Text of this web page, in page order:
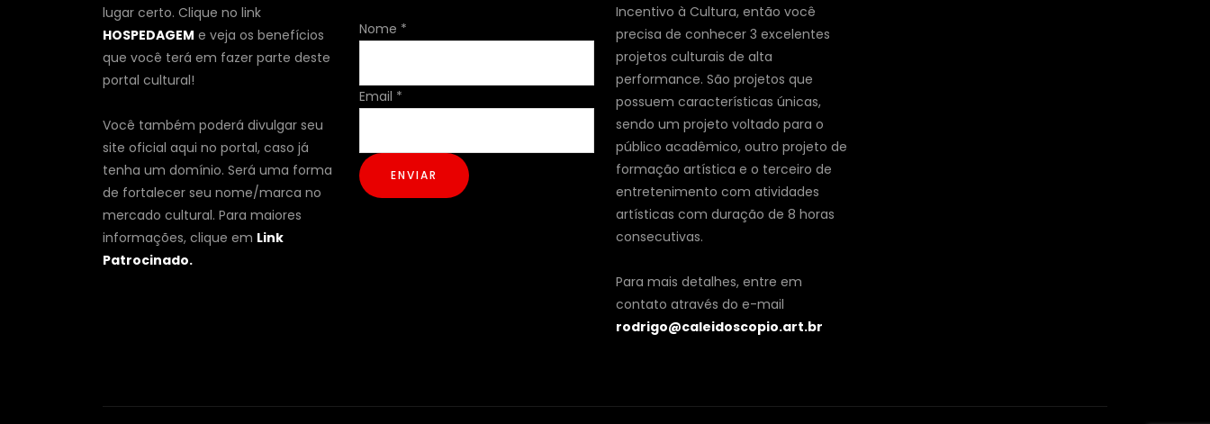
lugar certo. Clique no link
HOSPEDAGEM e veja os benefícios
que você terá em fazer parte deste
portal cultural!
Você também poderá divulgar seu
site oficial aqui no portal, caso já
tenha um domínio. Será uma forma
de fortalecer seu nome/marca no
mercado cultural. Para maiores
informações, clique em Link
Patrocinado.
Nome
Nome *
Email *
ENVIAR
Incentivo à Cultura, então você
precisa de conhecer 3 excelentes
projetos culturais de alta
performance. São projetos que
possuem características únicas,
sendo um projeto voltado para o
público acadêmico, outro projeto de
formação artística e o terceiro de
entretenimento com atividades
artísticas com duração de 8 horas
consecutivas.
Para mais detalhes, entre em
contato através do e-mail
rodrigo@caleidoscopio.art.br